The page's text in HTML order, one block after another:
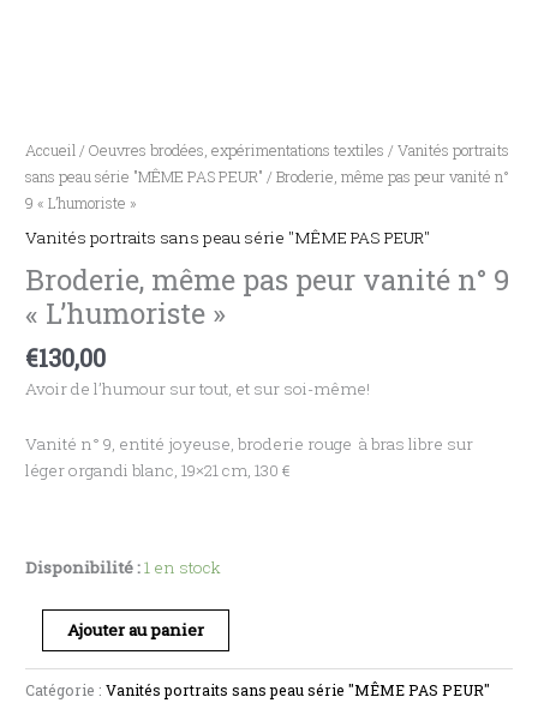
Accueil /Oeuvres brodées, expérimentations textiles /Vanités portraits
sans peau série "MÊME PAS PEUR" / Broderie, même pas peur vanité n°
9 « L’humoriste »
Vanités portraits sans peau série "MÊME PAS PEUR"
Broderie, même pas peur vanité n° 9
« L’humoriste »
€130,00
Avoir de l’humour sur tout, et sur soi-même!
Vanité n° 9, entité joyeuse, broderie rouge à bras libre sur
léger organdi blanc, 19×21 cm, 130 €
Disponibilité :1 en stock
Ajouter au panier
Catégorie :Vanités portraits sans peau série "MÊME PAS PEUR"